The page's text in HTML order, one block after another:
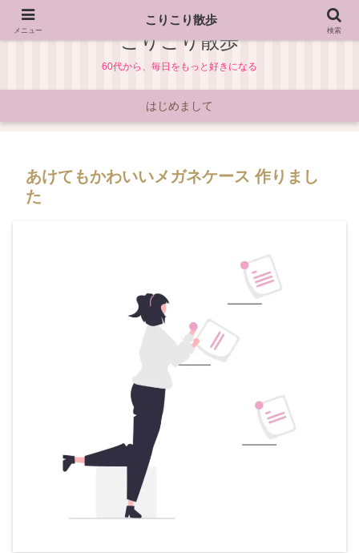
こりこり散歩
60代から、毎日をもっと好きになる
はじめまして
あけてもかわいいメガネケース 作りまし
た
メニュー
こりこり散歩
検索